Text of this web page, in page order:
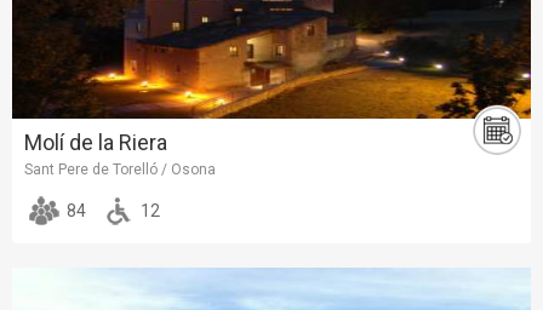
Molí de la Riera
Sant Pere de Torelló / Osona
84 12